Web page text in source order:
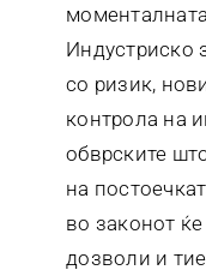
Индустриско
со ризик,
контрола на
обврските
на
во законот
дозволи и